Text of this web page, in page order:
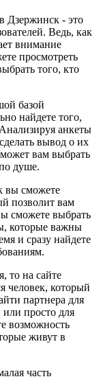
Дзержинск - это
Ведь, как
внимание
просмотреть
того, кто
базой
найдете того,
анкеты
вывод о их
вам выбрать
душе.
вы сможете
позволит вам
сможете выбрать
которые важны
и сразу найдете
то на сайте
человек, который
партнера для
просто для
возможность
живут в
часть